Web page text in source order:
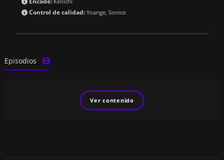
Control de calidad: Yoange, Sonico
Episodios 